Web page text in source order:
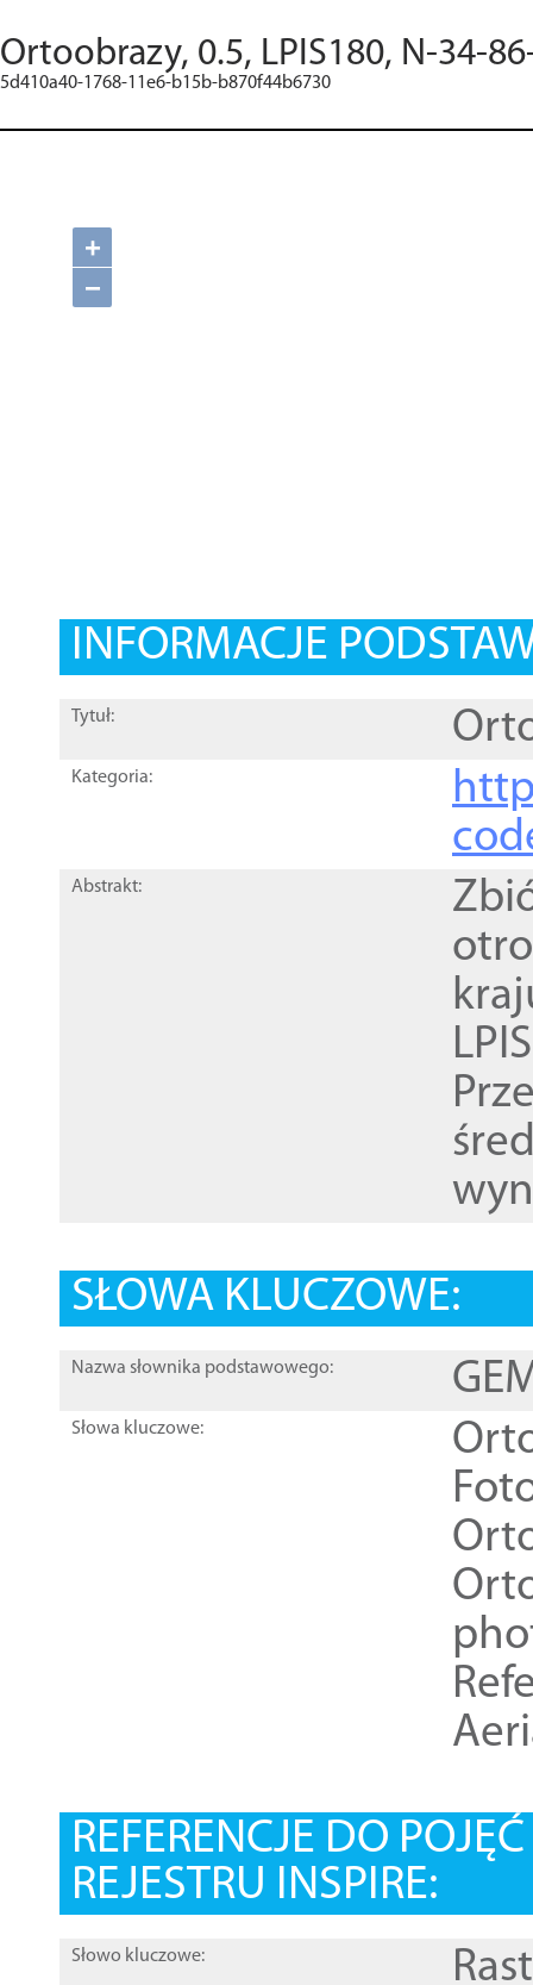
Ortoobrazy, 0.5, LPIS180, N-34-
5d410a40-1768-11e6-b15b-b870f44b6730
+
−
INFORMACJE
Tytuł:
Kategoria:
Abstrakt:
SŁOWA KLUCZOWE:
Nazwa słownika podstawowego:
Słowa kluczowe:
REFERENCJE DO
REJESTRU INSPIRE:
Słowo kluczowe: